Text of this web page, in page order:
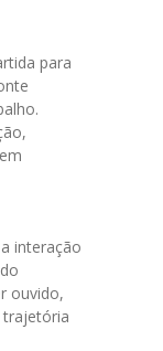
para
interação
ouvido,
trajetória